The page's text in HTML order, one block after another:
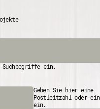
Suchbegriffe ein.
Geben Sie hier eine
Postleitzahl oder
ein.